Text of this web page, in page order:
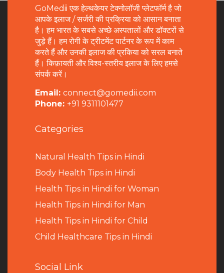
GoMedii एक हेल्थकेयर टेक्नोलॉजी प्लेटफॉर्म है जो
आपके इलाज / सर्जरी की प्रक्रिया को आसान बनाता
है। हम भारत के सबसे अच्छे अस्पतालों और डॉक्टरों से
जुड़े हैं। हम रोगी के ट्रीटमेंट पार्टनर के रूप में काम
करते हैं और उनकी इलाज की प्रकिया को सरल बनाते
हैं। किफ़ायती और विश्व-स्तरीय इलाज के लिए हमसे
संपर्क करें।
Email: connect@gomedii.com
Phone: +91 9311101477
Categories
Natural Health Tips in Hindi
Body Health Tips in Hindi
Health Tips in Hindi for Woman
Health Tips in Hindi for Man
Health Tips in Hindi for Child
Child Healthcare Tips in Hindi
Social Link